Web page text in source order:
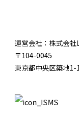
運営会社：株式会社
〒104-0045
東京都中央区築地